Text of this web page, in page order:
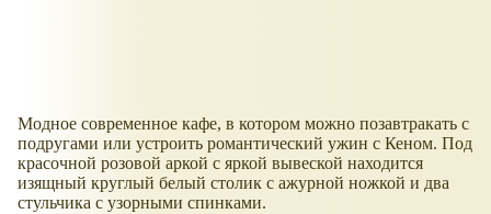
Модное современное кафе, в котором можно позавтракать с
подругами или устроить романтический ужин с Кеном. Под
красочной розовой аркой с яркой вывеской находится
изящный круглый белый столик с ажурной ножкой и два
стульчика с узорными спинками.